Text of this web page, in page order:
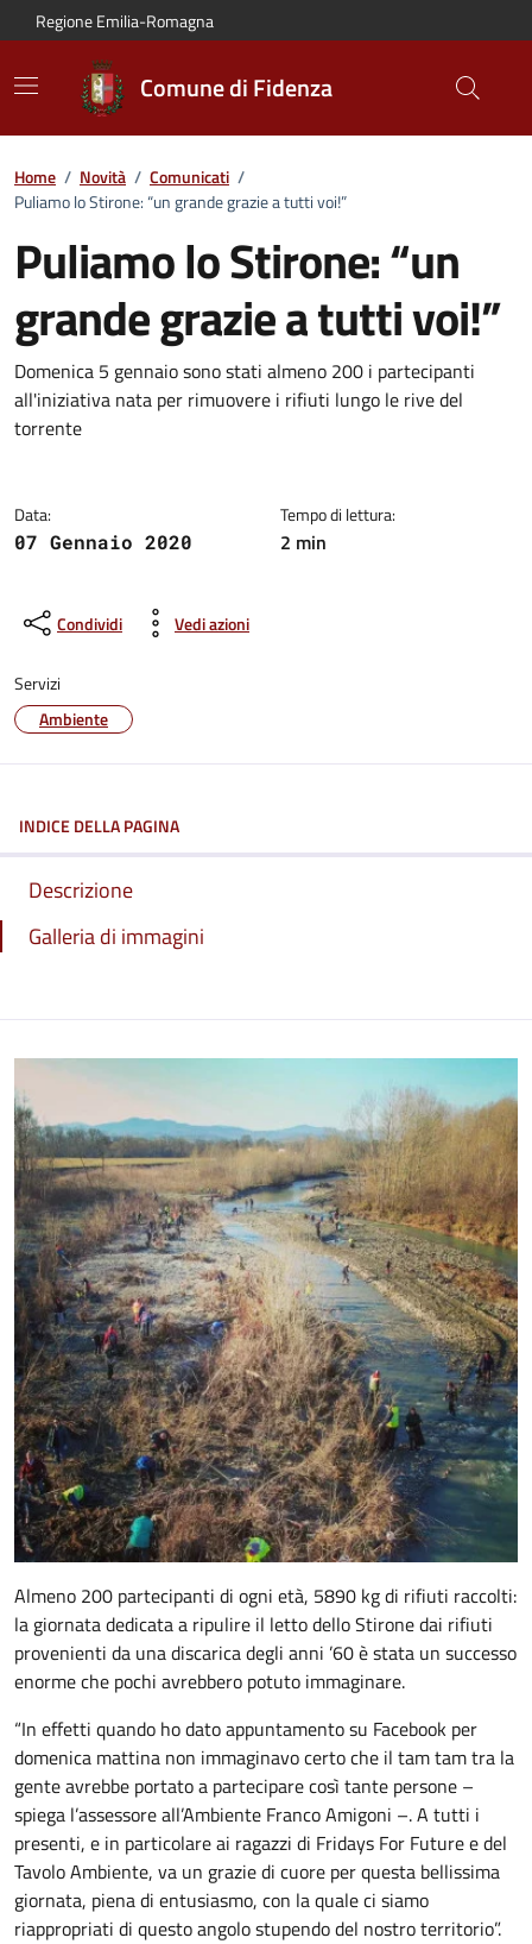
Vai al contenuto principale
Vai alla navigazione del sito
Vai al piede di pagina
Regione Emilia-Romagna
Comune di Fidenza
Home / Novità / Comunicati /
Puliamo lo Stirone: “un grande grazie a tutti voi!”
Puliamo lo Stirone: “un
grande grazie a tutti voi!”
Dettagli del comunicato:
Domenica 5 gennaio sono stati almeno 200 i partecipanti
all'iniziativa nata per rimuovere i rifiuti lungo le rive del
torrente
Data:
07 Gennaio 2020
Tempo di lettura:
2 min
Condividi Vedi azioni
Servizi
Ambiente
INDICE DELLA PAGINA
Descrizione
Galleria di immagini
Almeno 200 partecipanti di ogni età, 5890 kg di rifiuti raccolti:
la giornata dedicata a ripulire il letto dello Stirone dai rifiuti
provenienti da una discarica degli anni ’60 è stata un successo
enorme che pochi avrebbero potuto immaginare.
“In effetti quando ho dato appuntamento su Facebook per
domenica mattina non immaginavo certo che il tam tam tra la
gente avrebbe portato a partecipare così tante persone –
spiega l’assessore all’Ambiente Franco Amigoni –. A tutti i
presenti, e in particolare ai ragazzi di Fridays For Future e del
Tavolo Ambiente, va un grazie di cuore per questa bellissima
giornata, piena di entusiasmo, con la quale ci siamo
riappropriati di questo angolo stupendo del nostro territorio”.